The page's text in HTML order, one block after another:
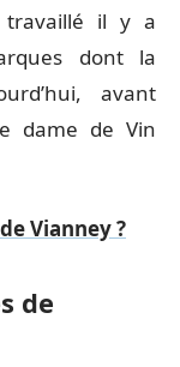
travaillé il y a
dont la
avant
dame de Vin
Vianney ?
de